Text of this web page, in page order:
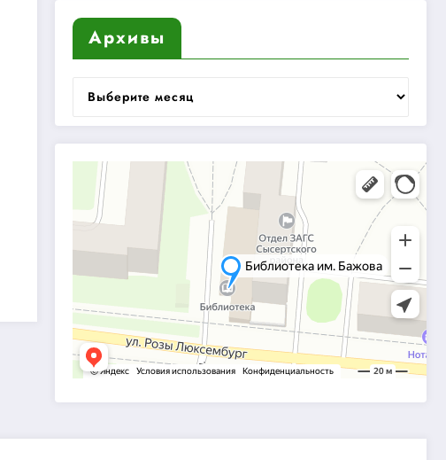
Архивы
Архивы